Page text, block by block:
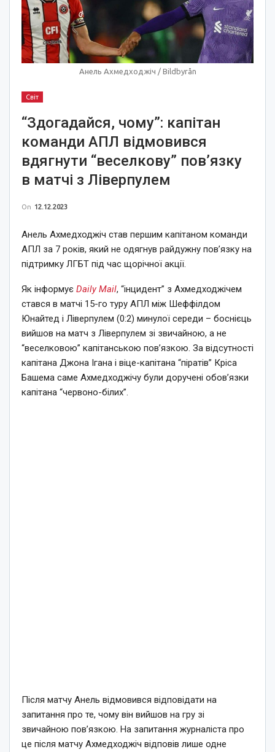
Анель Ахмедходжіч / Bildbyrån
Світ
“Здогадайся, чому”: капітан
команди АПЛ відмовився
вдягнути “веселкову” пов’язку
в матчі з Ліверпулем
On 12.12.2023
Анель Ахмедходжіч став першим капітаном команди
АПЛ за 7 років, який не одягнув райдужну пов’язку на
підтримку ЛГБТ під час щорічної акції.
Як інформує Daily Mail, “інцидент” з Ахмедходжічем
стався в матчі 15-го туру АПЛ між Шеффілдом
Юнайтед і Ліверпулем (0:2) минулої середи – боснієць
вийшов на матч з Ліверпулем зі звичайною, а не
“веселковою” капітанською пов’язкою. За відсутності
капітана Джона Ігана і віце-капітана “піратів” Кріса
Башема саме Ахмедходжічу були доручені обов’язки
капітана “червоно-білих”.
Після матчу Анель відмовився відповідати на
запитання про те, чому він вийшов на гру зі
звичайною пов’язкою. На запитання журналіста про
це після матчу Ахмедходжіч відповів лише одне